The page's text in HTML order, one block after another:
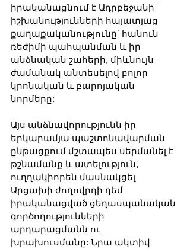
իրականացնում է Ադրբեջանի
իշխանությունների հայատյաց
քաղաքականությունը՝ հանուն
ռեժիմի պահպանման և իր
անձնական շահերի, միևնույն
ժամանակ անտեսելով բոլոր
կրոնական և բարոյական
նորմերը:
Այս անձնավորությունն իր
երկարամյա պաշտոնավարման
ընթացքում մշտապես սերմանել է
թշնամանք և ատելություն,
ուղղակիորեն մասնակցել
Արցախի ժողովրդի դեմ
իրականացված ցեղասպանական
գործողությունների
արդարացմանն ու
խրախուսմանը: Նրա ակտիվ